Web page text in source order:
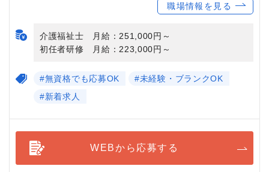
職場情報を見る
介護福祉士 月給：251,000円～
初任者研修 月給：223,000円～
#無資格でも応募OK
#未経験・ブランクOK
#新着求人
WEBから応募する